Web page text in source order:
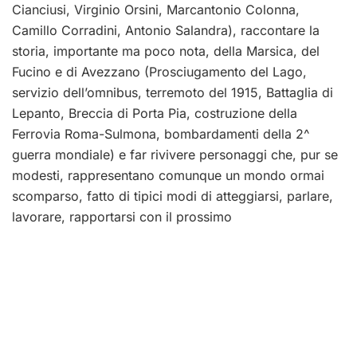
Cianciusi, Virginio Orsini, Marcantonio Colonna,
Camillo Corradini, Antonio Salandra), raccontare la
storia, importante ma poco nota, della Marsica, del
Fucino e di Avezzano (Prosciugamento del Lago,
servizio dell’omnibus, terremoto del 1915, Battaglia di
Lepanto, Breccia di Porta Pia, costruzione della
Ferrovia Roma-Sulmona, bombardamenti della 2^
guerra mondiale) e far rivivere personaggi che, pur se
modesti, rappresentano comunque un mondo ormai
scomparso, fatto di tipici modi di atteggiarsi, parlare,
lavorare, rapportarsi con il prossimo